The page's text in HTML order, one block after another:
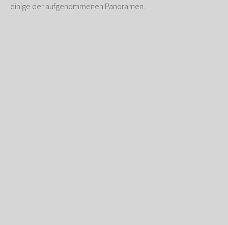
einige der aufgenommenen Panoramen.